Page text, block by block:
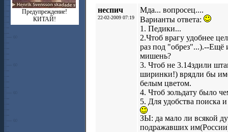
Предупреждение!
КИТАЙ!
неспич
22-02-2009 07:19
Мда... вопросец....
Варианты ответа:
1. Педики...
2.Чтоб врагу удобнее
раз под "обрез"...).--Ещё
мишень?
3. Чтоб не 3.14здили
ширинки!) врядли бы
белым цветом.
4. Чтоб зольдату было
5. Для удобства поиска
ЗЫ: да мало ли всякой
подражавших